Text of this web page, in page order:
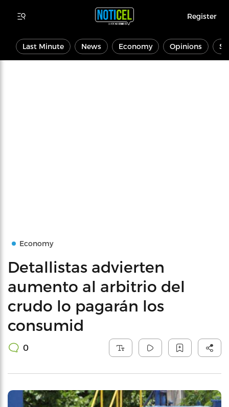
Register
Last Minute News Economy Opinions
Economy
Detallistas advierten
aumento al arbitrio del
crudo lo pagarán los
consumid
0